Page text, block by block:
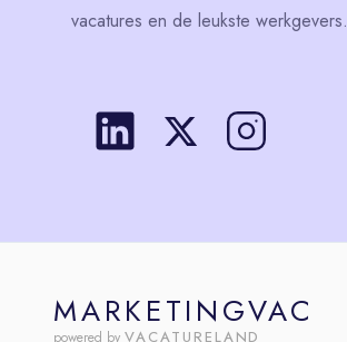
vacatures en de leukste werkgevers.
MARKETINGVAC
powered by VACATURELAND